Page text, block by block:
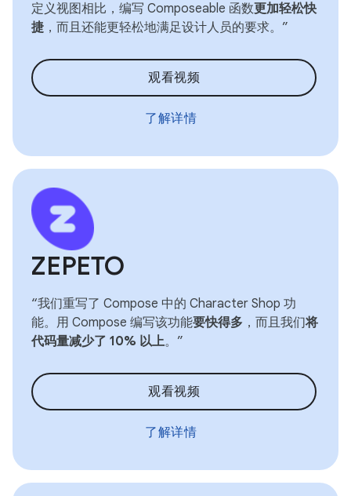
定义视图相比，编写 Composeable 函数更加轻松快
捷 ，而且还能更轻松地满足设计人员的要求。”
观看视频
了解详情
ZEPETO
“我们重写了 Compose 中的 Character Shop 功
能。用 Compose 编写该功能要快得多 ，而且我们将
代码量减少了 10% 以上。”
观看视频
了解详情